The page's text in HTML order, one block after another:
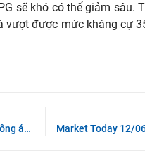
sẽ khó có thể giảm sâu.
vượt được mức kháng cự
Market Today 05/12/2018 – TTCK VN không ảnh hưởng quá tiêu cực từ TTCK Mỹ